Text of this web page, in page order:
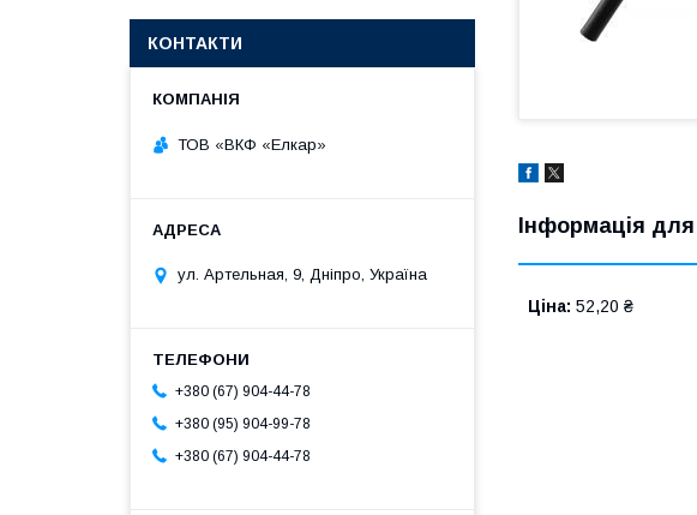
Інформація
Ціна: 52,20 ₴
КОНТАКТИ
ТОВ «ВКФ «Елкар»
ул. Артельная, 9, Дніпро, Україна
+380 (67) 904-44-78
+380 (95) 904-99-78
+380 (67) 904-44-78